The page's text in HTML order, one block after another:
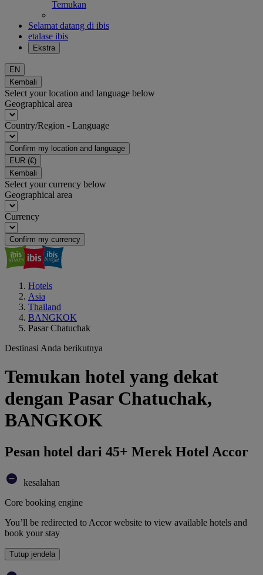
Temukan
Selamat datang di ibis
etalase ibis
Ekstra
EN
Kembali
Select your location and language below
Geographical area
Country/Region - Language
Confirm my location and language
EUR (€)
Kembali
Select your currency below
Geographical area
Currency
Confirm my currency
Hotels
Asia
Thailand
BANGKOK
Pasar Chatuchak
Destinasi Anda berikutnya
Temukan hotel yang dekat
dengan Pasar Chatuchak,
BANGKOK
Pesan hotel dari 45+ Merek Hotel Accor
kesalahan
Core booking engine
You’ll be redirected to Accor website to view available hotels and
book your stay
Tutup jendela